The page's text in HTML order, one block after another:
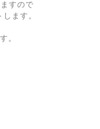
すので
ます。
。